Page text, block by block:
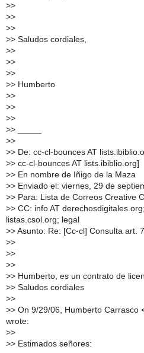
>>
>>
>>
>> Saludos cordiales,
>>
>>
>>
>> Humberto
>>
>>
>>
>> _____
>>
>> De: cc-cl-bounces AT
>> cc-cl-bounces AT lists.ibiblio.org]
>> En nombre de Iñigo de la Maza
>> Enviado el: viernes, 29 de
>> Para: Lista de Correos Creative
>> CC: info AT
listas.csol.org; legal
>> Asunto: Re: [Cc-cl] Consulta art.
>>
>>
>>
>> Humberto, es un contrato de
>> Saludos cordiales
>>
>> On 9/29/06, Humberto Carrasco
wrote:
>>
>> Estimados señores: